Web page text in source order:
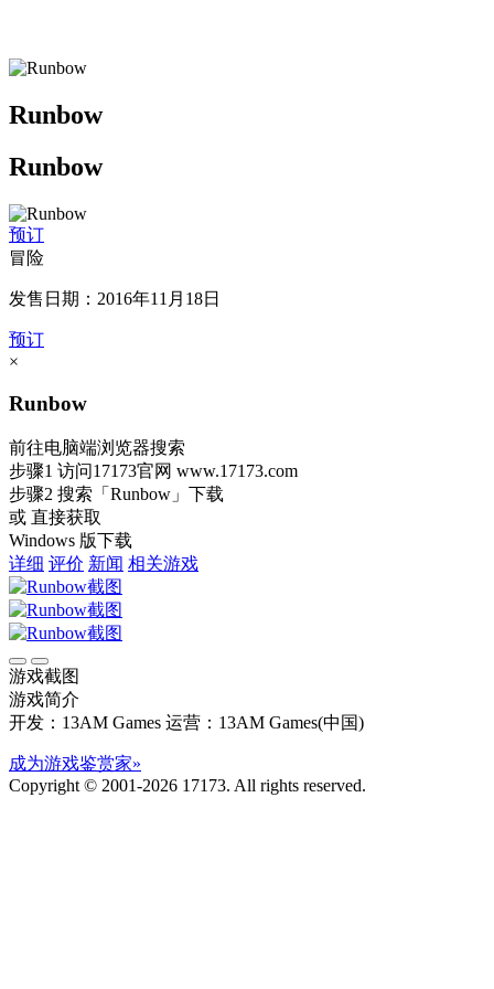
Runbow
Runbow
预订
冒险
发售日期：2016年11月18日
预订
×
Runbow
前往电脑端浏览器搜索
步骤1 访问17173官网 www.17173.com
步骤2 搜索 「Runbow」 下载
或 直接获取
Windows 版下载
详细 评价 新闻 相关游戏
游戏截图
游戏简介
开发：13AM Games 运营：13AM Games(中国)
成为游戏鉴赏家»
Copyright © 2001-2026 17173. All rights reserved.